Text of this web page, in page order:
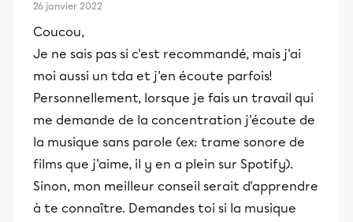
26 janvier 2022
Coucou,
Je ne sais pas si c'est recommandé, mais j'ai
moi aussi un tda et j'en écoute parfois!
Personnellement, lorsque je fais un travail qui
me demande de la concentration j'écoute de
la musique sans parole (ex: trame sonore de
films que j'aime, il y en a plein sur Spotify).
Sinon, mon meilleur conseil serait d'apprendre
à te connaître. Demandes toi si la musique